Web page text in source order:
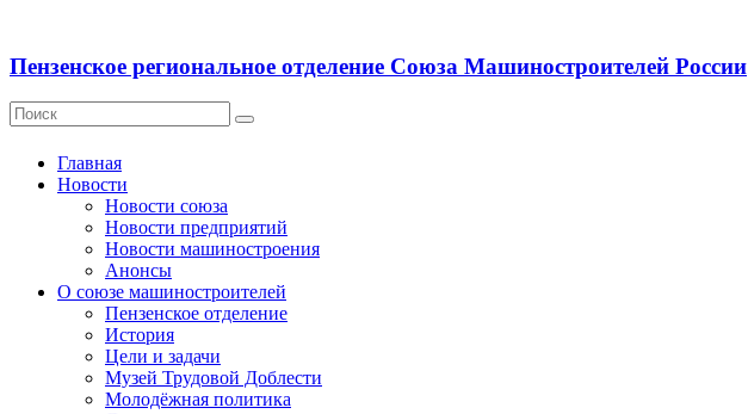
Пензенское региональное отделение Союза Машиностроителей России
Главная
Новости
Новости союза
Новости предприятий
Новости машиностроения
Анонсы
О союзе машиностроителей
Пензенское отделение
История
Цели и задачи
Музей Трудовой Доблести
Молодёжная политика